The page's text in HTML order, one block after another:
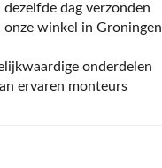
dag verzonden
winkel in Groningen
onderdelen
ervaren monteurs